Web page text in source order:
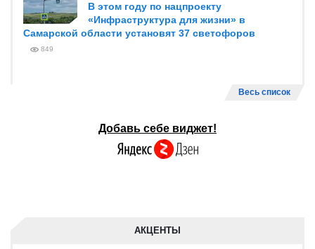
В этом году по нацпроекту
«Инфраструктура для жизни» в
Самарской области установят 37 светофоров
849
Весь список
Добавь себе виджет!
АКЦЕНТЫ